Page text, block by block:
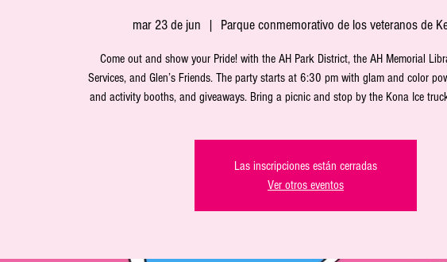
mar 23 de jun
  |
Parque conmemorativo de los veteranos de
Come out and show your Pride! with the AH Park District, the AH Memorial
Services, and Glen’s Friends. The party starts at 6:30 pm with glam and color
and activity booths, and giveaways. Bring a picnic and stop by the Kona Ice
Las inscripciones están cerradas
Ver otros eventos